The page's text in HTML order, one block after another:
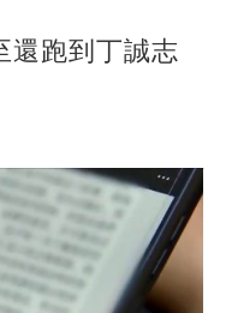
還跑到丁誠志